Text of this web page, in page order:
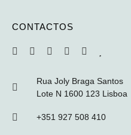
CONTACTOS
Rua Joly Braga Santos
Lote N 1600 123 Lisboa
+351 927 508 410